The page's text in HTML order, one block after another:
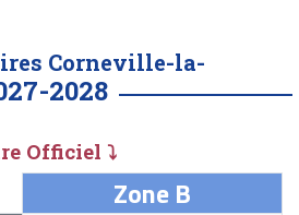
Corneville-la-
2028
Officiel ⤵
Zone B